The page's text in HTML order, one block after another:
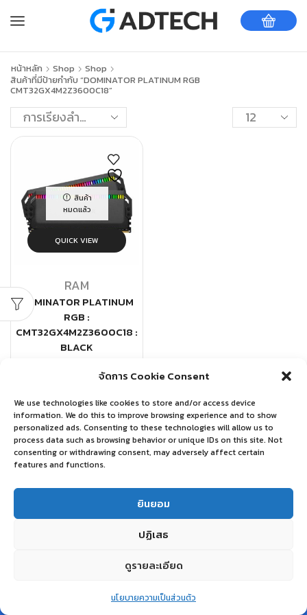
จัดการ Cookie Consent
We use technologies like cookies to store and/or access device
information. We do this to improve browsing experience and to show
personalized ads. Consenting to these technologies will allow us to
process data such as browsing behavior or unique IDs on this site. Not
consenting or withdrawing consent, may adversely affect certain
features and functions.
ยินยอม
ปฏิเสธ
ดูรายละเอียด
นโยบายความเป็นส่วนตัว
หน้าหลัก Shop
Shop
สินค้าที่มีป้ายกำกับ “DOMINATOR PLATINUM RGB
CMT32GX4M2Z3600C18”
สินค้า
หมดแล้ว
QUICK VIEW
RAM
DOMINATOR PLATINUM
RGB :
CMT32GX4M2Z3600C18 :
BLACK
อ่านเพิ่ม
Wishlist